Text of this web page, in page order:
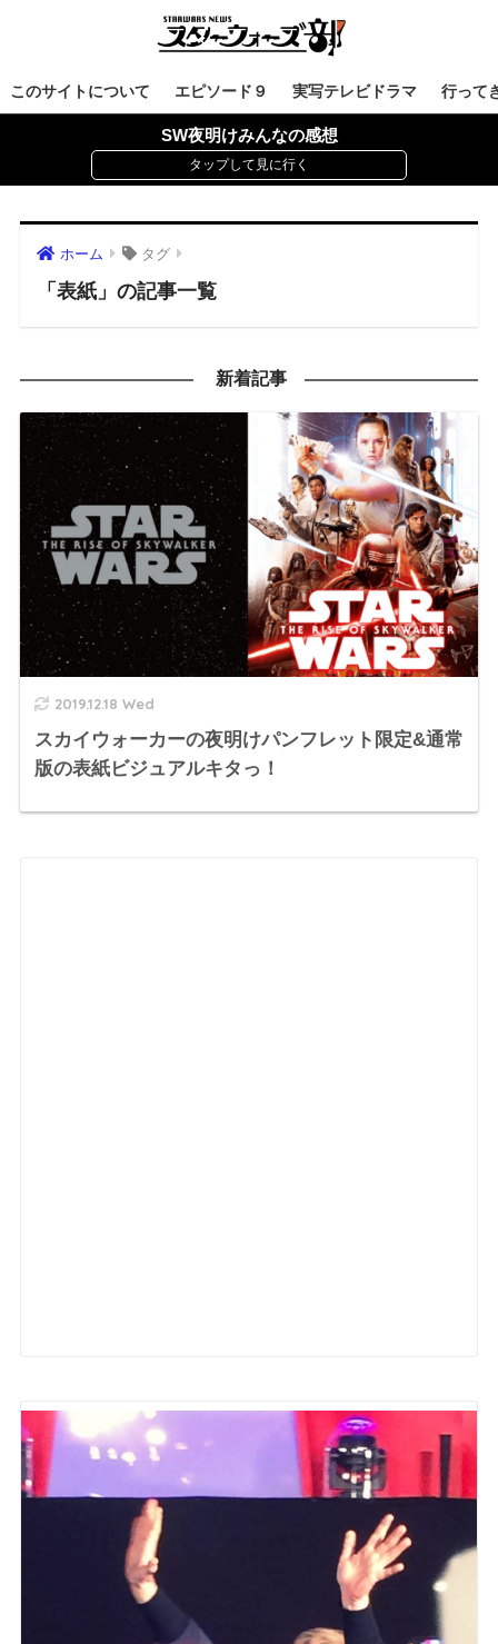
このサイトについて エピソード９ 実写テレビドラマ 行って
SW夜明けみんなの感想
ホーム タグ
「表紙」の記事一覧
新着記事
2019.12.18 Wed
スカイウォーカーの夜明けパンフレット限定&通常
版の表紙ビジュアルキタっ！